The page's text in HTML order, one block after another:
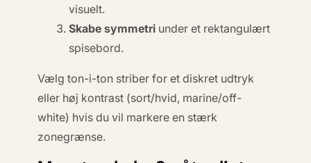
visuelt.
Skabe symmetri under et rektangulært
spisebord.
Vælgton-i-ton striber for et diskret udtryk
eller høj kontrast (sort/hvid, marine/off-
white) hvis du vil markere en stærk
zonegrænse.